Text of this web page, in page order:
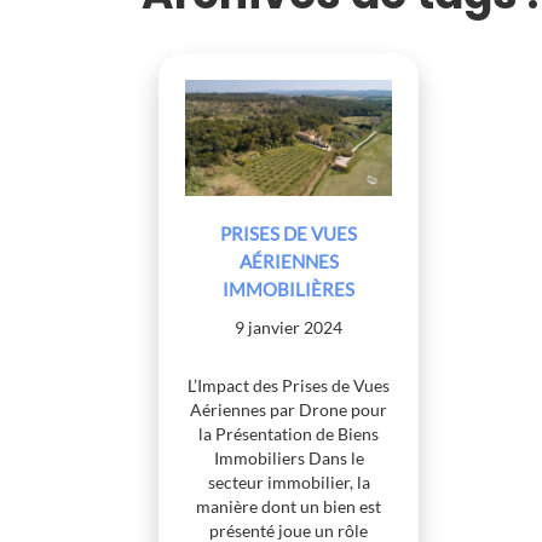
PRISES DE VUES
AÉRIENNES
IMMOBILIÈRES
9 janvier 2024
L’Impact des Prises de Vues
Aériennes par Drone pour
la Présentation de Biens
Immobiliers Dans le
secteur immobilier, la
manière dont un bien est
présenté joue un rôle